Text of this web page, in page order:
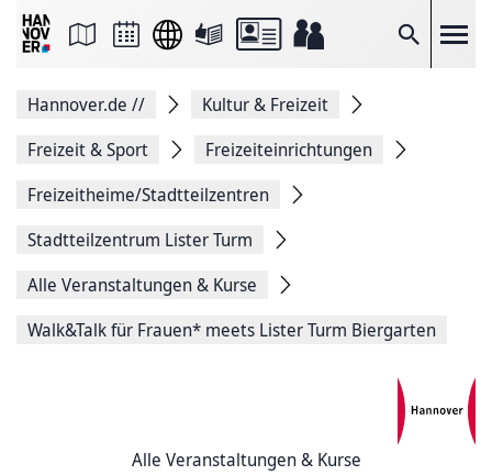
Suche
Seite
Facebook
teilen
Seitenlink
Seite
Hannover.de //
Kultur & Freizeit
Freizeit & Sport
Freizeiteinrichtungen
Freizeitheime/Stadtteilzentren
Stadtteilzentrum Lister Turm
Alle Veranstaltungen & Kurse
Walk&Talk für Frauen* meets Lister Turm Biergarten
Alle Veranstaltungen & Kurse